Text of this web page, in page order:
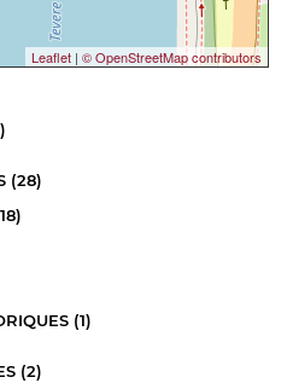
Leaflet | © OpenStreetMap contributors
(28)
(1)
(2)